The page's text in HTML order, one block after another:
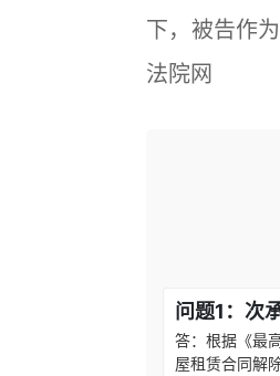
下，被告作
法院网
问题1：次
答：根据《最
屋租赁合同解